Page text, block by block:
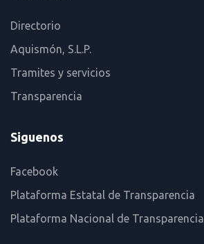
Directorio
Aquismón, S.L.P.
Tramites y servicios
Transparencia
Siguenos
Facebook
Plataforma Estatal de Transparencia
Plataforma Nacional de Transparencia